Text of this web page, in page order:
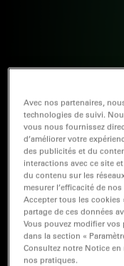
Avec nos partenaires,
technologies de suivi.
vous nous fournissez
d’améliorer votre
des publicités et du
interactions avec ce site
du contenu sur les
mesurer l’efficacité de
Accepter tous les cookies
partage de ces données
Vous pouvez modifier
dans la section «
Consultez notre Notice
nos pratiques.